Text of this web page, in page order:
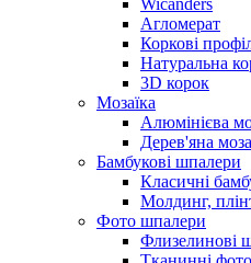
Wicanders
Агломерат
Коркові
Натуральна
3D корок
Мозаїка
Алюмінієва
Дерев'яна
Бамбукові шпалери
Класичні
Молдинг,
Фото шпалери
Флизелинові